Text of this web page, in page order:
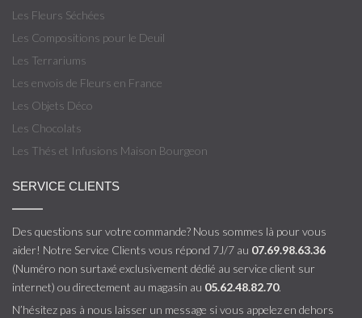
Les Fleurs Séchées
Les Compositions pour le Deuil
Les Terrariums
Les envois de Fleurs en France
Les Objets Déco
Les Chocolats
Les Thés et Infusions Maison Bourgeon
SERVICE CLIENTS
Des questions sur votre commande? Nous sommes là pour vous
aider! Notre Service Clients vous répond 7J/7 au 07.69.98.63.36
(Numéro non surtaxé exclusivement dédié au service client sur
internet) ou directement au magasin au 05.62.48.82.70.
N’hésitez pas à nous laisser un message si vous appelez en dehors